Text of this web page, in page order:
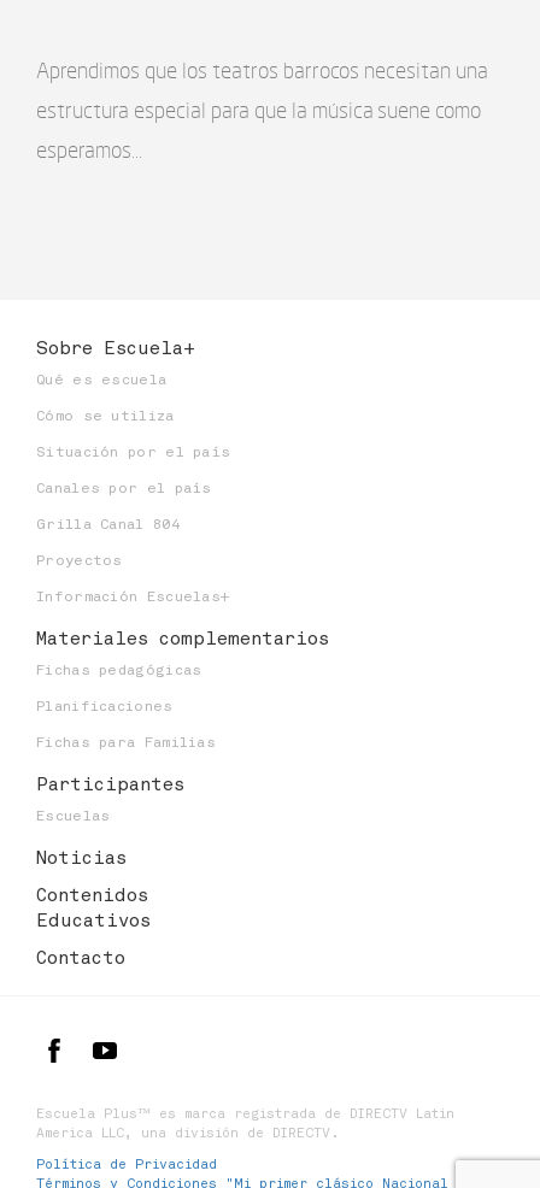
Aprendimos que los teatros barrocos necesitan una
estructura especial para que la música suene como
esperamos…
Sobre Escuela+
Qué es escuela
Cómo se utiliza
Situación por el país
Canales por el país
Grilla Canal 804
Proyectos
Información Escuelas+
Materiales complementarios
Fichas pedagógicas
Planificaciones
Fichas para Familias
Participantes
Escuelas
Noticias
Contenidos
Educativos
Contacto
Escuela Plus™ es marca registrada de DIRECTV Latin
America LLC, una división de DIRECTV.
Política de Privacidad
Términos y Condiciones "Mi primer clásico Nacional y